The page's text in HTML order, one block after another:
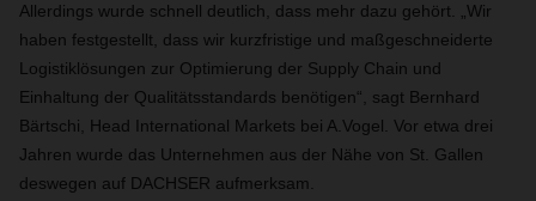
Allerdings wurde schnell deutlich, dass mehr dazu gehört. „Wir
haben festgestellt, dass wir kurzfristige und maßgeschneiderte
Logistiklösungen zur Optimierung der Supply Chain und
Einhaltung der Qualitätsstandards benötigen“, sagt Bernhard
Bärtschi, Head International Markets bei A.Vogel. Vor etwa drei
Jahren wurde das Unternehmen aus der Nähe von St. Gallen
deswegen auf DACHSER aufmerksam.